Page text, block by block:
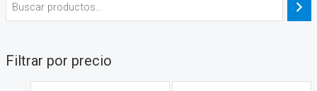
Filtrar por precio